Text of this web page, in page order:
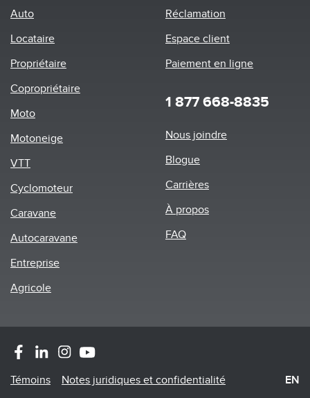
Auto
Locataire
Propriétaire
Copropriétaire
Moto
Motoneige
VTT
Cyclomoteur
Caravane
Autocaravane
Entreprise
Agricole
Réclamation
Espace client
Paiement en ligne
1 877 668-8835
Footer
Nous joindre
Blogue
Carrières
À propos
FAQ
Footer
Témoins Notes juridiques et confidentialité EN